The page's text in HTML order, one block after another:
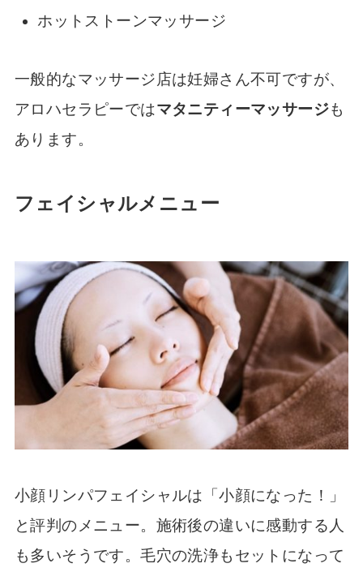
ホットストーンマッサージ
一般的なマッサージ店は妊婦さん不可ですが、
アロハセラピーではマタニティーマッサージも
あります。
フェイシャルメニュー
小顔リンパフェイシャルは「小顔になった！」
と評判のメニュー。施術後の違いに感動する人
も多いそうです。毛穴の洗浄もセットになって